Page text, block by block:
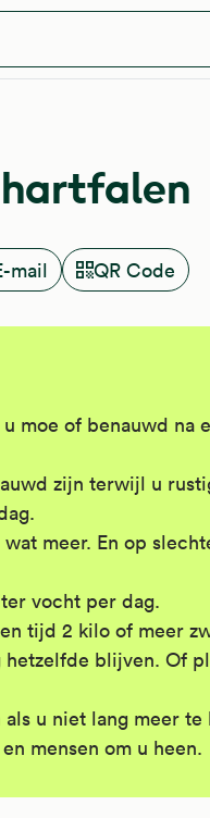
mail QR Code
moe of benauwd na
zijn terwijl u
meer. En op
vocht per dag.
tijd 2 kilo of meer
hetzelfde blijven. Of
u niet lang meer
mensen om u heen.